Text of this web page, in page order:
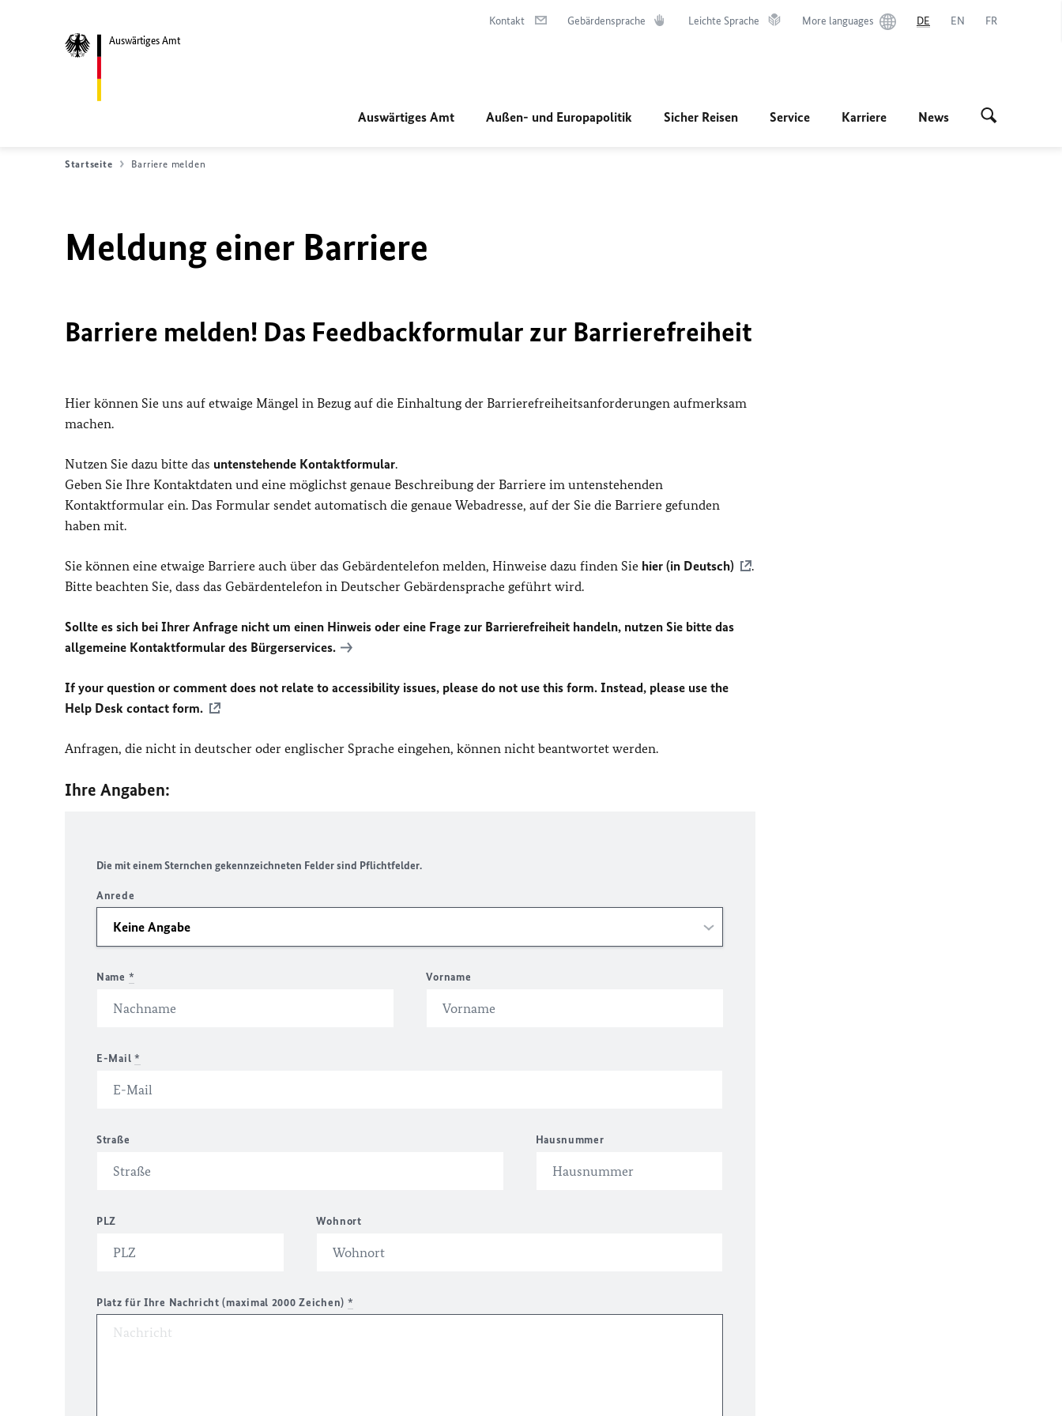
Auswärtiges Amt
Kontakt Gebärdensprache Leichte Sprache More languages DE EN FR
Auswärtiges Amt Außen- und Europapolitik Sicher Reisen Service Karriere News
Startseite Barriere melden
Meldung einer Barriere
Barriere melden! Das Feedbackformular zur Barrierefreiheit
Hier können Sie uns auf etwaige Mängel in Bezug auf die Einhaltung der Barrierefreiheitsanforderungen aufmerksam
machen.
Nutzen Sie dazu bitte das untenstehende Kontaktformular.
Geben Sie Ihre Kontaktdaten und eine möglichst genaue Beschreibung der Barriere im untenstehenden
Kontaktformular ein. Das Formular sendet automatisch die genaue Webadresse, auf der Sie die Barriere gefunden
haben mit.
Sie können eine etwaige Barriere auch über das Gebärdentelefon melden, Hinweise dazu finden Sie hier (in Deutsch)
.
Bitte beachten Sie, dass das Gebärdentelefon in Deutscher Gebärdensprache geführt wird.
Sollte es sich bei Ihrer Anfrage nicht um einen Hinweis oder eine Frage zur Barrierefreiheit handeln, nutzen Sie bitte das
allgemeine Kontaktformular des Bürgerservices.
If your question or comment does not relate to accessibility issues, please do not use this form. Instead, please use the
Help Desk contact form.
Anfragen, die nicht in deutscher oder englischer Sprache eingehen, können nicht beantwortet werden.
Ihre Angaben:
Die mit einem Sternchen gekennzeichneten Felder sind Pflichtfelder.
Anrede
Name * Vorname
E-Mail *
Straße Hausnummer
PLZ Wohnort
Platz für Ihre Nachricht (maximal 2000 Zeichen) *